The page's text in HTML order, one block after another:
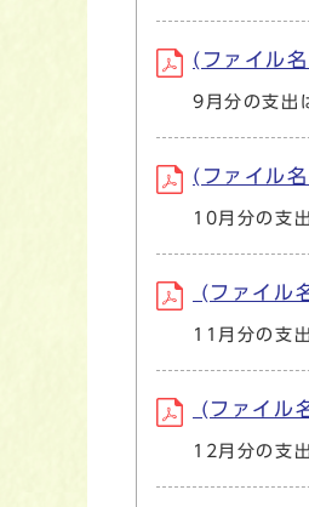
(ファイル
9月分の支出
(ファイル
10月分の支
(ファイ
11月分の支
(ファイ
12月分の支